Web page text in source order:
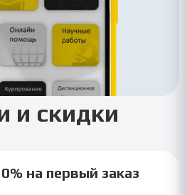
и скидки
на первый заказ